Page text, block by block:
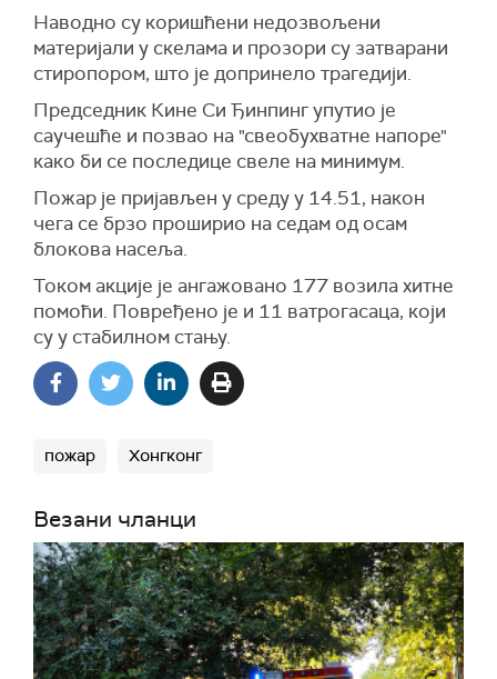
Наводно су коришћени недозвољени
материјали у скелама и прозори су затварани
стиропором, што је допринело трагедији.
Председник Кине Си Ђинпинг упутио је
саучешће и позвао на "свеобухватне напоре"
како би се последице свеле на минимум.
Пожар је пријављен у среду у 14.51, након
чега се брзо проширио на седам од осам
блокова насеља.
Током акције је ангажовано 177 возила хитне
помоћи. Повређено је и 11 ватрогасаца, који
су у стабилном стању.
пожар Хонгконг
Везани чланци